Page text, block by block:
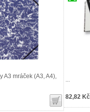
A3 mráček (A3, A4),
...
82,82